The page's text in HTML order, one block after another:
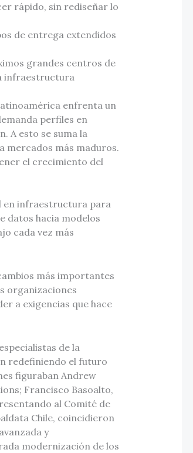
rápido, sin rediseñar lo
de entrega extendidos
grandes centros de
infraestructura
enfrenta un
perfiles en
A esto se suma la
mercados más maduros.
el crecimiento del
en infraestructura para
datos hacia modelos
cada vez más
más importantes
organizaciones
a exigencias que hace
de la
redefiniendo el futuro
figuraban Andrew
Francisco Basoalto,
al Comité de
Chile, coincidieron
y
modernización de los